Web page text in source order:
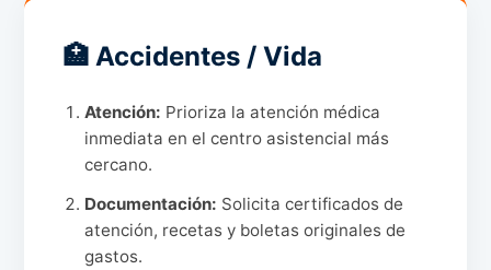
🏥 Accidentes / Vida
Atención: Prioriza la atención médica
inmediata en el centro asistencial más
cercano.
Documentación: Solicita certificados de
atención, recetas y boletas originales de
gastos.